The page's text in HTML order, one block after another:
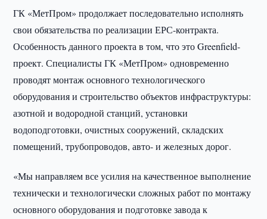
ГК «МетПром» продолжает последовательно исполнять
свои обязательства по реализации ЕРС-контракта.
Особенность данного проекта в том, что это Greenfield-
проект. Специалисты ГК «МетПром» одновременно
проводят монтаж основного технологического
оборудования и строительство объектов инфраструктуры:
азотной и водородной станций, установки
водоподготовки, очистных сооружений, складских
помещений, трубопроводов, авто- и железных дорог.
«Мы направляем все усилия на качественное выполнение
технически и технологически сложных работ по монтажу
основного оборудования и подготовке завода к